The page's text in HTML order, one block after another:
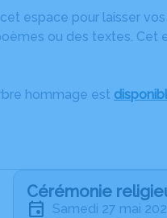
espace pour laisser
ou des textes. Cet
hommage est
Cérémonie
samedi 27 mai